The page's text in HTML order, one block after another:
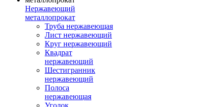
Нержавеющий
металлопрокат
Труба нержавеющая
Лист нержавеющий
Круг нержавеющий
Квадрат
нержавеющий
Шестигранник
нержавеющий
Полоса
нержавеющая
Уголок